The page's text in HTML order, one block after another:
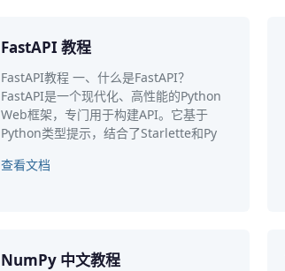
FastAPI 教程
FastAPI教程 一、什么是FastAPI？
FastAPI是一个现代化、高性能的Python
Web框架，专门用于构建API。它基于
Python类型提示，结合了Starlette和Py
查看文档
NumPy 中文教程